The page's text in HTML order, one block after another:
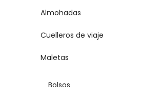
Almohadas
Cuelleros de viaje
Maletas
Bolsos